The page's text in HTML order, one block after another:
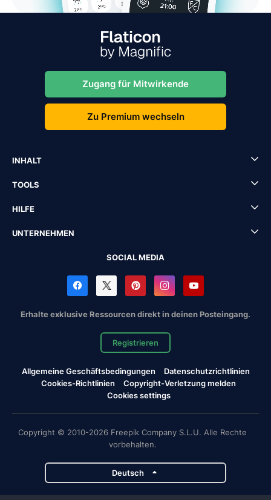
Zugang für Mitwirkende
Zu Premium wechseln
INHALT
TOOLS
HILFE
UNTERNEHMEN
SOCIAL MEDIA
Erhalte exklusive Ressourcen direkt in deinen Posteingang.
Registrieren
Allgemeine Geschäftsbedingungen
Datenschutzrichtlinien
Cookies-Richtlinien
Copyright-Verletzung melden
Cookies settings
Copyright © 2010-2026 Freepik Company S.L.U. Alle Rechte
vorbehalten.
Deutsch